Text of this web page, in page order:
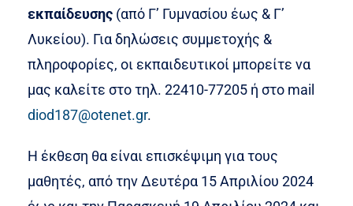
εκπαίδευσης (από Γ’ Γυμνασίου έως & Γ’
Λυκείου). Για δηλώσεις συμμετοχής &
πληροφορίες, οι εκπαιδευτικοί μπορείτε να
μας καλείτε στο τηλ. 22410-77205 ή στο mail
diod187@otenet.gr.
Η έκθεση θα είναι επισκέψιμη για τους
μαθητές, από την Δευτέρα 15 Απριλίου 2024